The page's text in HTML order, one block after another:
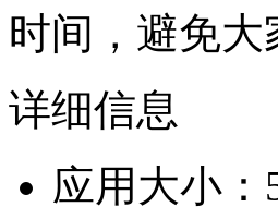
时间，避免
详细信息
应用大小：